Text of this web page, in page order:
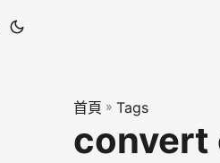
首頁 » Tags
convert